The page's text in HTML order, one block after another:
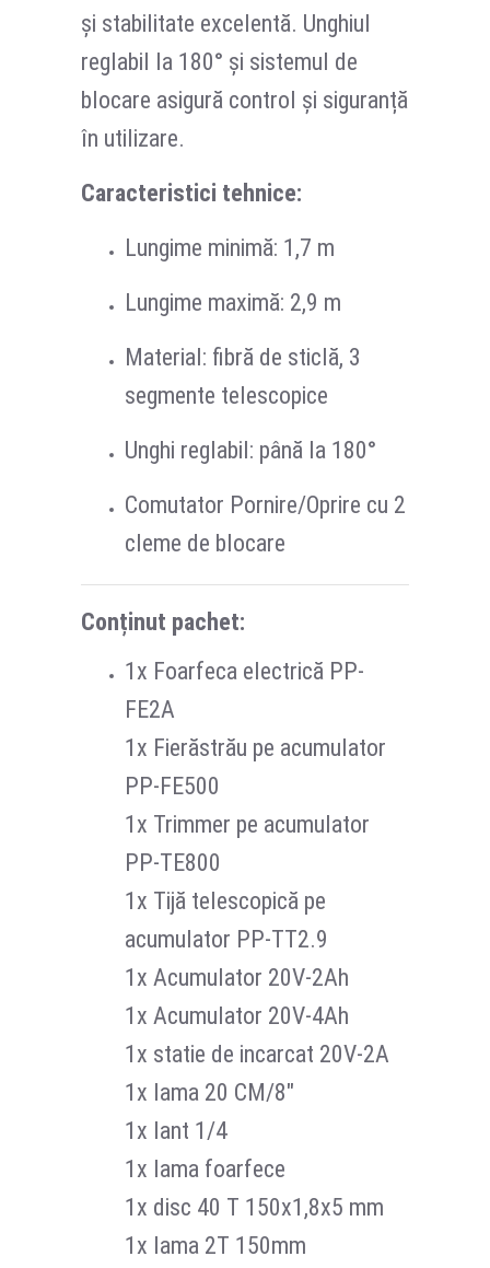
și stabilitate excelentă. Unghiul
reglabil la 180° și sistemul de
blocare asigură control și siguranță
în utilizare.
Caracteristici tehnice:
Lungime minimă: 1,7 m
Lungime maximă: 2,9 m
Material: fibră de sticlă, 3
segmente telescopice
Unghi reglabil: până la 180°
Comutator Pornire/Oprire cu 2
cleme de blocare
Conținut pachet:
1x Foarfeca electrică PP-
FE2A
1x Fierăstrău pe acumulator
PP-FE500
1x Trimmer pe acumulator
PP-TE800
1x Tijă telescopică pe
acumulator PP-TT2.9
1x Acumulator 20V-2Ah
1x Acumulator 20V-4Ah
1x statie de incarcat 20V-2A
1x lama 20 CM/8"
1x lant 1/4
1x lama foarfece
1x disc 40 T 150x1,8x5 mm
1x lama 2T 150mm